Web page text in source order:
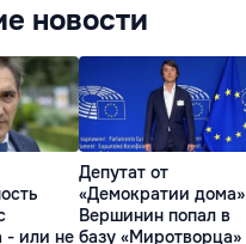
новости
- или не
Депутат от
«Демократии дома»
Вершинин попал в
базу «Миротворца»